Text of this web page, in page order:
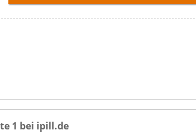
1 bei ipill.de